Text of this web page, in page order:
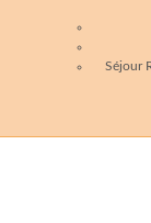
Séjour